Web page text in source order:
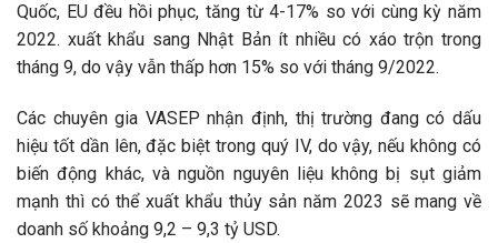
Quốc, EU đều hồi phục, tăng từ 4-17% so với cùng kỳ năm
2022. xuất khẩu sang Nhật Bản ít nhiều có xáo trộn trong
tháng 9, do vậy vẫn thấp hơn 15% so với tháng 9/2022.
Các chuyên gia VASEP nhận định, thị trường đang có dấu
hiệu tốt dần lên, đặc biệt trong quý IV, do vậy, nếu không có
biến động khác, và nguồn nguyên liệu không bị sụt giảm
mạnh thì có thể xuất khẩu thủy sản năm 2023 sẽ mang về
doanh số khoảng 9,2 – 9,3 tỷ USD.